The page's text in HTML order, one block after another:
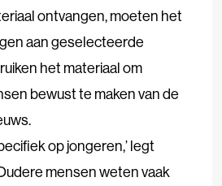
ontvangen, moeten het
aan geselecteerde
het materiaal om
bewust te maken van de
op jongeren,’ legt
mensen weten vaak